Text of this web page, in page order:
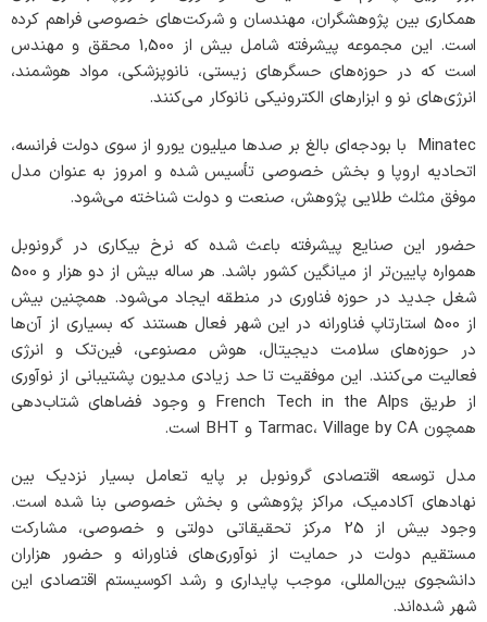
همکاری بین پژوهشگران، مهندسان و شرکت‌های خصوصی فراهم کرده
است. این مجموعه پیشرفته شامل بیش از 1,500 محقق و مهندس
است که در حوزه‌های حسگرهای زیستی، نانوپزشکی، مواد هوشمند،
انرژی‌های نو و ابزارهای الکترونیکی نانوکار می‌کنند.
Minatec با بودجه‌ای بالغ بر صدها میلیون یورو از سوی دولت فرانسه،
اتحادیه اروپا و بخش خصوصی تأسیس شده و امروز به عنوان مدل
موفق مثلث طلایی پژوهش، صنعت و دولت شناخته می‌شود.
حضور این صنایع پیشرفته باعث شده که نرخ بیکاری در گرونوبل
همواره پایین‌تر از میانگین کشور باشد. هر ساله بیش از دو هزار و 500
شغل جدید در حوزه فناوری در منطقه ایجاد می‌شود. همچنین بیش
از 500 استارتاپ فناورانه در این شهر فعال هستند که بسیاری از آن‌ها
در حوزه‌های سلامت دیجیتال، هوش مصنوعی، فین‌تک و انرژی
فعالیت می‌کنند. این موفقیت تا حد زیادی مدیون پشتیبانی از نوآوری
از طریق French Tech in the Alps و وجود فضاهای شتاب‌دهی
همچون Tarmac، Village by CA و BHT است.
مدل توسعه اقتصادی گرونوبل بر پایه تعامل بسیار نزدیک بین
نهادهای آکادمیک، مراکز پژوهشی و بخش خصوصی بنا شده است.
وجود بیش از 25 مرکز تحقیقاتی دولتی و خصوصی، مشارکت
مستقیم دولت در حمایت از نوآوری‌های فناورانه و حضور هزاران
دانشجوی بین‌المللی، موجب پایداری و رشد اکوسیستم اقتصادی این
شهر شده‌اند.